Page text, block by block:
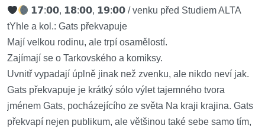
𝟭𝟳:𝟬𝟬, 𝟭𝟴:𝟬𝟬, 𝟭𝟵:𝟬𝟬 / venku před Studiem ALTA
tYhle a kol.: Gats překvapuje
Mají velkou rodinu, ale trpí osamělostí.
Zajímají se o Tarkovského a komiksy.
Uvnitř vypadají úplně jinak než zvenku, ale nikdo neví jak.
Gats překvapuje je krátký sólo výlet tajemného tvora
jménem Gats, pocházejícího ze světa Na kraji krajina. Gats
překvapí nejen publikum, ale většinou také sebe samo tím,